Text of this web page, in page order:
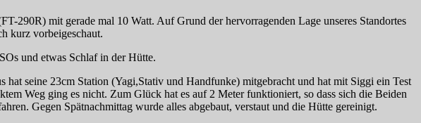
290R) mit gerade mal 10 Watt. Auf Grund der hervorragenden Lage unseres Standortes
kurz vorbeigeschaut.
und etwas Schlaf in der Hütte.
seine 23cm Station (Yagi,Stativ und Handfunke) mitgebracht und hat mit Siggi ein Test
Weg ging es nicht. Zum Glück hat es auf 2 Meter funktioniert, so dass sich die Beiden
Gegen Spätnachmittag wurde alles abgebaut, verstaut und die Hütte gereinigt.